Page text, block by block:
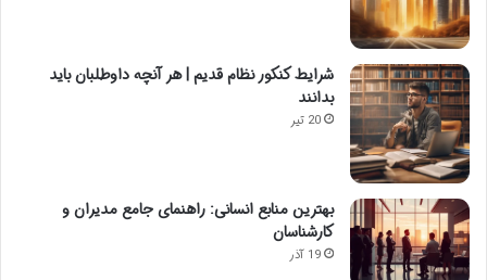
شرایط کنکور نظام قدیم | هر آنچه داوطلبان باید
بدانند
20 تیر
بهترین منابع انسانی: راهنمای جامع مدیران و
کارشناسان
19 آذر